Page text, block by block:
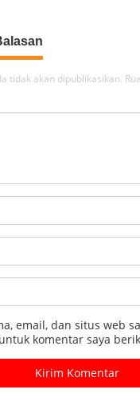
tidak akan dipublikasikan.
email, dan situs web
komentar saya